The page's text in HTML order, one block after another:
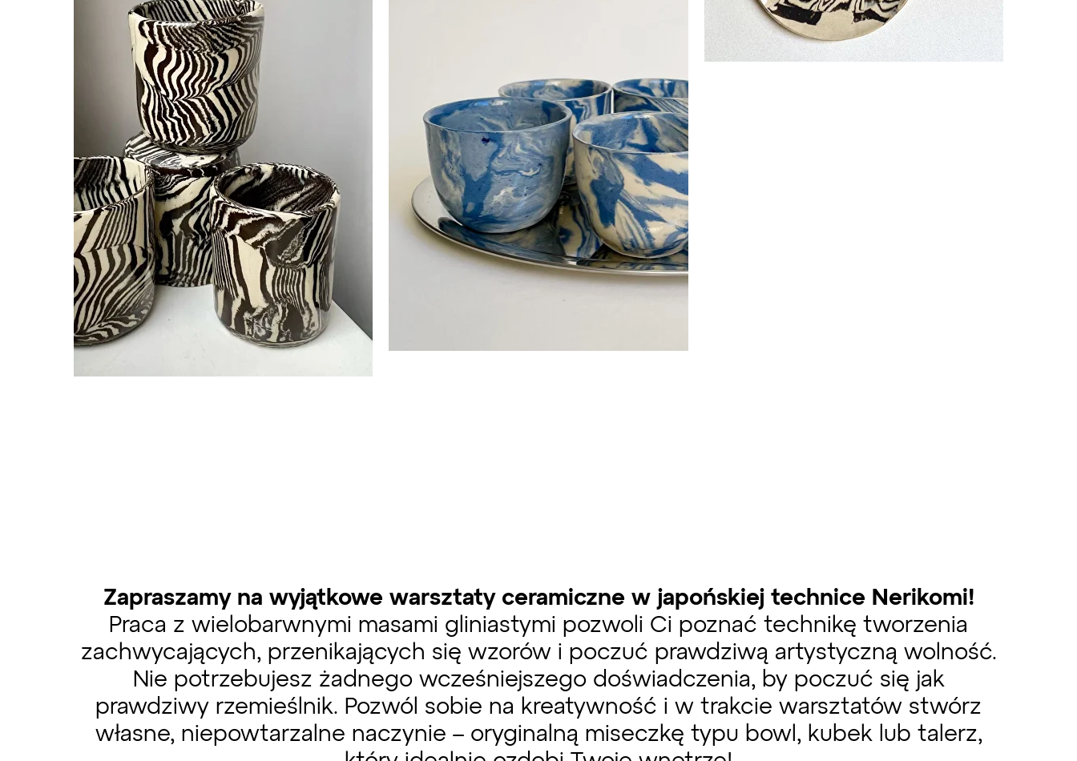
Zapraszamy na wyjątkowe warsztaty ceramiczne w japońskiej technice Nerikomi!
Praca z wielobarwnymi masami gliniastymi pozwoli Ci poznać technikę tworzenia
zachwycających, przenikających się wzorów i poczuć prawdziwą artystyczną wolność.
Nie potrzebujesz żadnego wcześniejszego doświadczenia, by poczuć się jak
prawdziwy rzemieślnik. Pozwól sobie na kreatywność i w trakcie warsztatów stwórz
własne, niepowtarzalne naczynie – oryginalną miseczkę typu bowl, kubek lub talerz,